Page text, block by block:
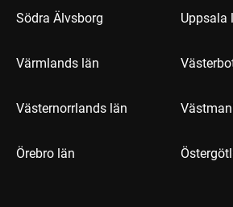
Södra Älvsborg Uppsala
Värmlands län
Västernorrlands län
Örebro län